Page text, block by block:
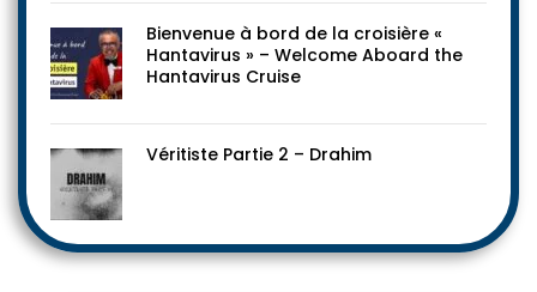
Bienvenue à bord de la croisière «
Hantavirus » – Welcome Aboard the
Hantavirus Cruise
Véritiste Partie 2 – Drahim